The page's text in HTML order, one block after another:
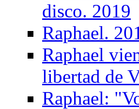
disco. 2019
Raphael.
Raphael
libertad de
Raphael: